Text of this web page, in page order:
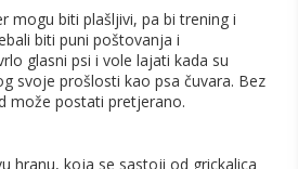
mogu biti plašljivi, pa bi trening i
biti puni poštovanja i
glasni psi i vole lajati kada su
svoje prošlosti kao psa čuvara. Bez
može postati pretjerano.
hranu, koja se sastoji od grickalica